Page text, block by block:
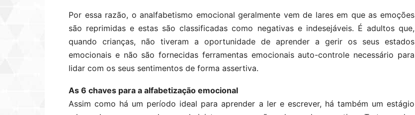
Por essa razão, o analfabetismo emocional geralmente vem de lares em que as emoções
são reprimidas e estas são classificadas como negativas e indesejáveis. É adultos que,
quando crianças, não tiveram a oportunidade de aprender a gerir os seus estados
emocionais e não são fornecidas ferramentas emocionais auto-controle necessário para
lidar com os seus sentimentos de forma assertiva.
As 6 chaves para a alfabetização emocional
Assim como há um período ideal para aprender a ler e escrever, há também um estágio